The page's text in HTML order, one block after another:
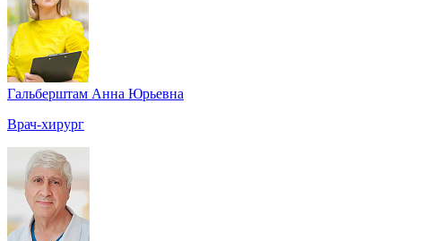
Гальберштам Анна Юрьевна
Врач-хирург